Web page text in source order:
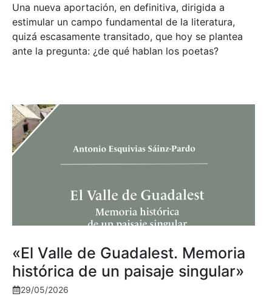
Una nueva aportación, en definitiva, dirigida a
estimular un campo fundamental de la literatura,
quizá escasamente transitado, que hoy se plantea
ante la pregunta: ¿de qué hablan los poetas?
«El Valle de Guadalest. Memoria
histórica de un paisaje singular»
29/05/2026